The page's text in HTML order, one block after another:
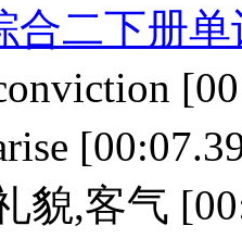
合二下册单
貌,客气